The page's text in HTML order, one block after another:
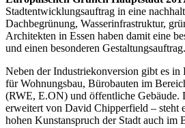
Stadtentwicklungsauftrag in eine
Dachbegrünung, Wasserinfrastruktur,
Architekten in Essen haben damit eine
und einen besonderen Gestaltungsauftrag.
Neben der Industriekonversion gibt es in
für Wohnungsbau, Bürobauten im
(RWE, E.ON) und öffentliche Gebäude.
erweitert von David Chipperfield – steht
hohen Kunstanspruch der Stadt auch im